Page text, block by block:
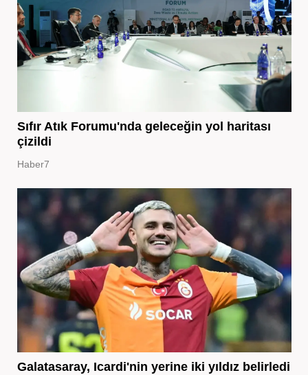
Sıfır Atık Forumu'nda geleceğin yol haritası
çizildi
Haber7
Galatasaray, Icardi'nin yerine iki yıldız belirledi